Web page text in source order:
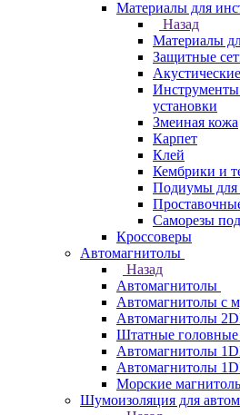
Материалы для
Назад
Материалы
Защитные
установки
Змеиная кожа
Карпет
Клей
Кембрики и
Подиумы для
Саморезы
Кроссоверы
Автомагнитолы
Назад
Автомагнитолы
Автомагнитолы с
Автомагнитолы
Штатные головные
Автомагнитолы
Автомагнитолы
Морские
Шумоизоляция для